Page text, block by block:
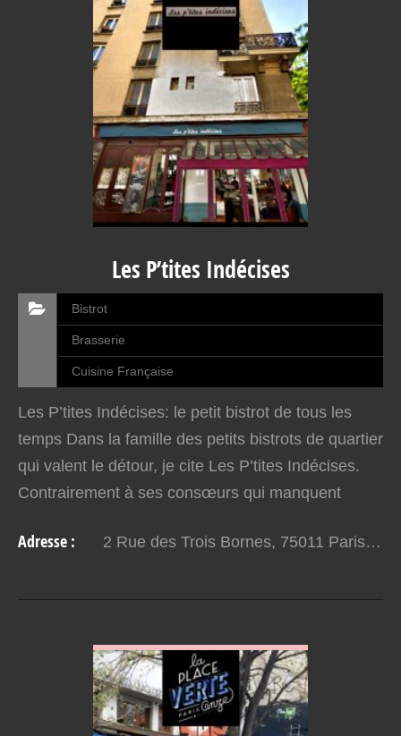
Les P’tites Indécises
Bistrot
Brasserie
Cuisine Française
Les P’tites Indécises: le petit bistrot de tous les
temps Dans la famille des petits bistrots de quartier
qui valent le détour, je cite Les P’tites Indécises.
Contrairement à ses consœurs qui manquent
Adresse : 2 Rue des Trois Bornes, 75011 Paris, France